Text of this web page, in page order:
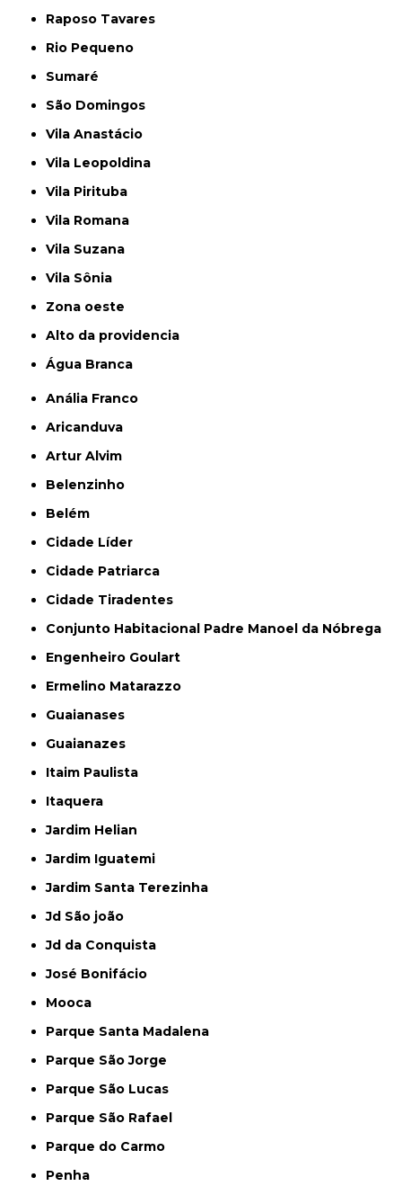
Raposo Tavares
Rio Pequeno
Sumaré
São Domingos
Vila Anastácio
Vila Leopoldina
Vila Pirituba
Vila Romana
Vila Suzana
Vila Sônia
Zona oeste
alto da providencia
Água Branca
Anália Franco
Aricanduva
Artur Alvim
Belenzinho
Belém
Cidade Líder
Cidade Patriarca
Cidade Tiradentes
Conjunto Habitacional Padre Manoel da Nóbrega
Engenheiro Goulart
Ermelino Matarazzo
Guaianases
Guaianazes
Itaim Paulista
Itaquera
Jardim Helian
Jardim Iguatemi
Jardim Santa Terezinha
Jd São joão
Jd da Conquista
José Bonifácio
Mooca
Parque Santa Madalena
Parque São Jorge
Parque São Lucas
Parque São Rafael
Parque do Carmo
Penha